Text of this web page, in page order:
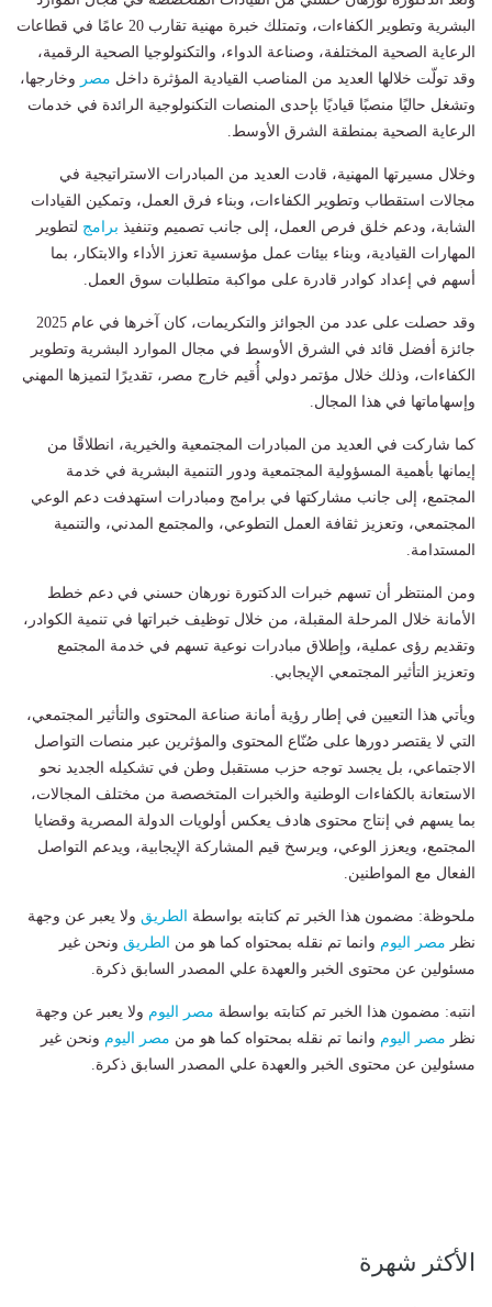
البشرية وتطوير الكفاءات، وتمتلك خبرة مهنية تقارب 20 عامًا في قطاعات
الرعاية الصحية المختلفة، وصناعة الدواء، والتكنولوجيا الصحية الرقمية،
وقد تولّت خلالها العديد من المناصب القيادية المؤثرة داخل مصر وخارجها،
وتشغل حاليًا منصبًا قياديًا بإحدى المنصات التكنولوجية الرائدة في خدمات
الرعاية الصحية بمنطقة الشرق الأوسط.
وخلال مسيرتها المهنية، قادت العديد من المبادرات الاستراتيجية في
مجالات استقطاب وتطوير الكفاءات، وبناء فرق العمل، وتمكين القيادات
الشابة، ودعم خلق فرص العمل، إلى جانب تصميم وتنفيذ برامج لتطوير
المهارات القيادية، وبناء بيئات عمل مؤسسية تعزز الأداء والابتكار، بما
أسهم في إعداد كوادر قادرة على مواكبة متطلبات سوق العمل.
وقد حصلت على عدد من الجوائز والتكريمات، كان آخرها في عام 2025
جائزة أفضل قائد في الشرق الأوسط في مجال الموارد البشرية وتطوير
الكفاءات، وذلك خلال مؤتمر دولي أُقيم خارج مصر، تقديرًا لتميزها المهني
وإسهاماتها في هذا المجال.
كما شاركت في العديد من المبادرات المجتمعية والخيرية، انطلاقًا من
إيمانها بأهمية المسؤولية المجتمعية ودور التنمية البشرية في خدمة
المجتمع، إلى جانب مشاركتها في برامج ومبادرات استهدفت دعم الوعي
المجتمعي، وتعزيز ثقافة العمل التطوعي، والمجتمع المدني، والتنمية
المستدامة.
ومن المنتظر أن تسهم خبرات الدكتورة نورهان حسني في دعم خطط
الأمانة خلال المرحلة المقبلة، من خلال توظيف خبراتها في تنمية الكوادر،
وتقديم رؤى عملية، وإطلاق مبادرات نوعية تسهم في خدمة المجتمع
وتعزيز التأثير المجتمعي الإيجابي.
ويأتي هذا التعيين في إطار رؤية أمانة صناعة المحتوى والتأثير المجتمعي،
التي لا يقتصر دورها على صُنّاع المحتوى والمؤثرين عبر منصات التواصل
الاجتماعي، بل يجسد توجه حزب مستقبل وطن في تشكيله الجديد نحو
الاستعانة بالكفاءات الوطنية والخبرات المتخصصة من مختلف المجالات،
بما يسهم في إنتاج محتوى هادف يعكس أولويات الدولة المصرية وقضايا
المجتمع، ويعزز الوعي، ويرسخ قيم المشاركة الإيجابية، ويدعم التواصل
الفعال مع المواطنين.
ملحوظة: مضمون هذا الخبر تم كتابته بواسطة الطريق ولا يعبر عن وجهة
نظر مصر اليوم وانما تم نقله بمحتواه كما هو من الطريق ونحن غير
مسئولين عن محتوى الخبر والعهدة علي المصدر السابق ذكرة.
انتبه: مضمون هذا الخبر تم كتابته بواسطة مصر اليوم ولا يعبر عن وجهة
نظر مصر اليوم وانما تم نقله بمحتواه كما هو من مصر اليوم ونحن غير
مسئولين عن محتوى الخبر والعهدة علي المصدر السابق ذكرة.
الأكثر شهرة